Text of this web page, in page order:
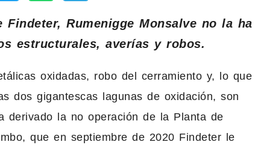
Rumenigge Monsalve no la ha
estructurales, averías y robos.
oxidadas, robo del cerramiento y, lo que
dos gigantescas lagunas de oxidación, son
derivado la no operación de la Planta de
que en septiembre de 2020 Findeter le